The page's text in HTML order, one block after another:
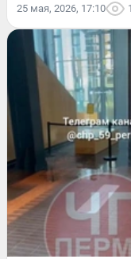
25 мая, 2026, 17:10